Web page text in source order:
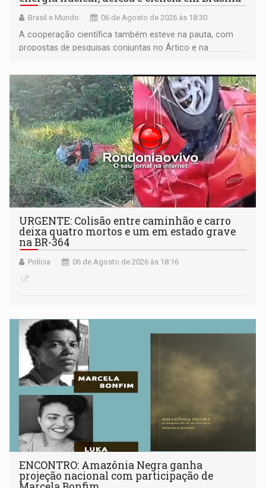
Brasil e Mundo 06 de Agosto de 2026 às 18:30
A cooperação científica também esteve na pauta, com
propostas de pesquisas conjuntas no Ártico e na
URGENTE: Colisão entre caminhão e carro
deixa quatro mortos e um em estado grave
na BR-364
Polícia 06 de Agosto de 2026 às 18:16
ENCONTRO: Amazônia Negra ganha
projeção nacional com participação de